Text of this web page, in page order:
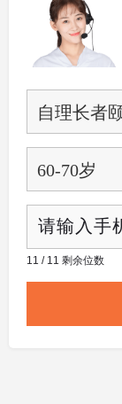
11 / 11 剩余位数